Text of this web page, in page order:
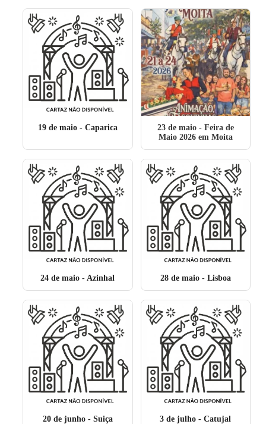
19 de maio- Caparica 23 de maio- Feira de
Maio 2026 em Moita
24 de maio - Azinhal 28 de maio- Lisboa
20 de junho- Suiça 3 de julho - Catujal